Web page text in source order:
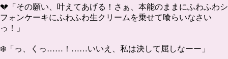
💔「その願い、叶えてあげる！さぁ、本能のままにふわふわシ
フォンケーキにふわふわ生クリームを乗せて喰らいなさい
っ！」
❄️「っ、くっ……！……いいえ、私は決して屈しなーー」